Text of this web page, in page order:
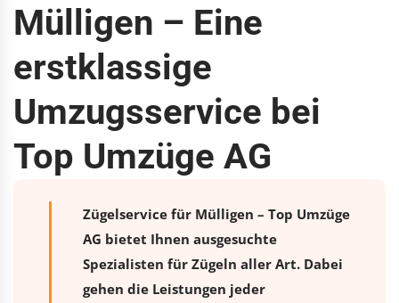
Mülligen – Eine
erstklassige
Umzugsservice bei
Top Umzüge AG
Zügelservice für Mülligen – Top Umzüge
AG bietet Ihnen ausgesuchte
Spezialisten für Zügeln aller Art. Dabei
gehen die Leistungen jeder